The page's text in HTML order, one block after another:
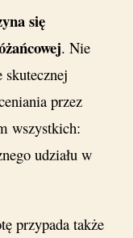
się
. Nie
przez
wszystkich:
udziału w
przypada także